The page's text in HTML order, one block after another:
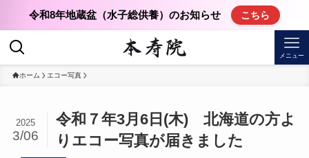
令和8年地蔵盆（水子総供養）のお知らせ こちら
メニュー
ホーム エコー写真
令和７年3月6日(木) 北海道の方よ
りエコー写真が届きました
2025
3/06